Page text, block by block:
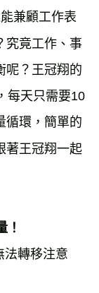
兼顧工作表
究竟工作、事
呢？王冠翔的
每天只需要10
循環，簡單的
著王冠翔一起
！
法轉移注意